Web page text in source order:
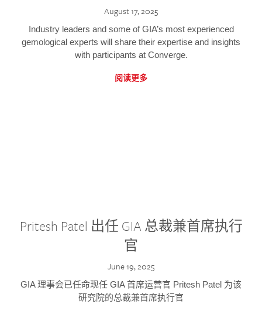
August 17, 2025
Industry leaders and some of GIA’s most experienced
gemological experts will share their expertise and insights
with participants at Converge.
阅读更多
Pritesh Patel 出任 GIA 总裁兼首席执行
官
June 19, 2025
GIA 理事会已任命现任 GIA 首席运营官 Pritesh Patel 为该
研究院的总裁兼首席执行官